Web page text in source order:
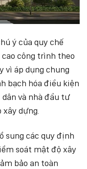
ý của quy chế
công trình theo
vì áp dụng chung
bạch hóa điều kiện
và nhà đầu tư
dựng.
sung các quy định
soát mật độ xây
bảo an toàn